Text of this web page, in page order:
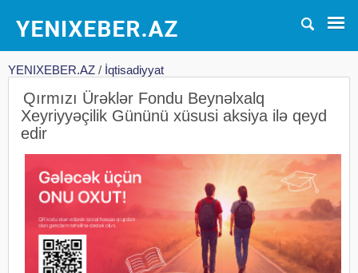
YENIXEBER.AZ / İqtisadiyyat
Qırmızı Ürəklər Fondu Beynəlxalq
Xeyriyyəçilik Gününü xüsusi aksiya ilə qeyd
edir